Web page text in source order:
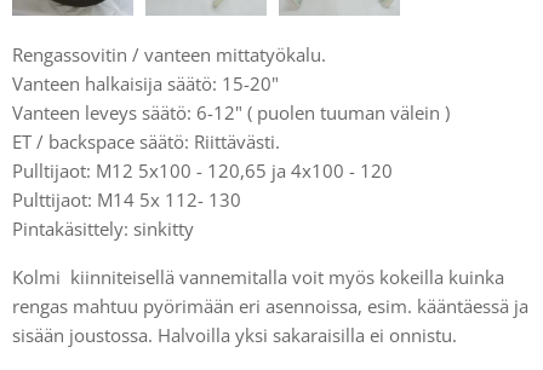
Rengassovitin / vanteen mittatyökalu.
Vanteen halkaisija säätö: 15-20"
Vanteen leveys säätö: 6-12" ( puolen tuuman välein )
ET / backspace säätö: Riittävästi.
Pulltijaot: M12 5x100 - 120,65 ja 4x100 - 120
Pulttijaot: M14 5x 112- 130
Pintakäsittely: sinkitty
Kolmi kiinniteisellä vannemitalla voit myös kokeilla kuinka
rengas mahtuu pyörimään eri asennoissa, esim. kääntäessä ja
sisään joustossa. Halvoilla yksi sakaraisilla ei onnistu.